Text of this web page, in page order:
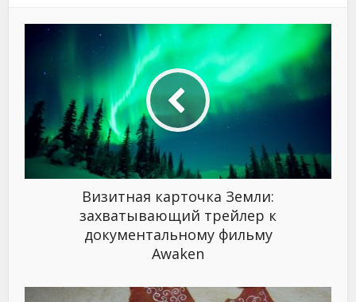
Визитная карточка Земли:
захватывающий трейлер к
документальному фильму
Awaken